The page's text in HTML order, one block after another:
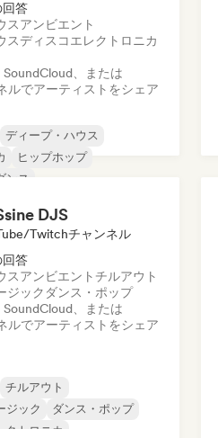
答
スアンビエント
スディスコエレクトロニカ
SoundCloud、または
ルでアーティストをシェア
ディープ・ハウス
ヒップホップ
ンス
プログレッシブ・ハウス
ー・ディスコ／イタロ
DJS
Twitchチャンネル
答
スアンビエント チルアウト
ジック ダンス・ポップ
SoundCloud、または
ルでアーティストをシェア
チルアウト
ジック
ダンス・ポップ
クトロニカ